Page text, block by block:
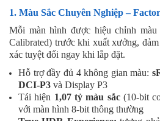
1. Màu Sắc Chuyên Nghiệp –
Mỗi màn hình được hiệu chỉnh màu
Calibrated) trước khi xuất xưởng,
xác tuyệt đối ngay khi lắp đặt.
Hỗ trợ đầy đủ 4 không gian màu:
DCI-P3 và Display P3
Tái hiện 1,07 tỷ màu sắc(10-bit
với màn hình 8-bit thông thường